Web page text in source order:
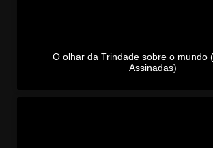
O olhar da Trindade sobre o mundo
Assinadas)